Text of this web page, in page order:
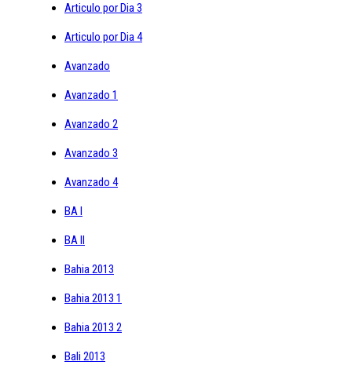
Articulo por Dia 3
Articulo por Dia 4
Avanzado
Avanzado 1
Avanzado 2
Avanzado 3
Avanzado 4
BA I
BA II
Bahia 2013
Bahia 2013 1
Bahia 2013 2
Bali 2013